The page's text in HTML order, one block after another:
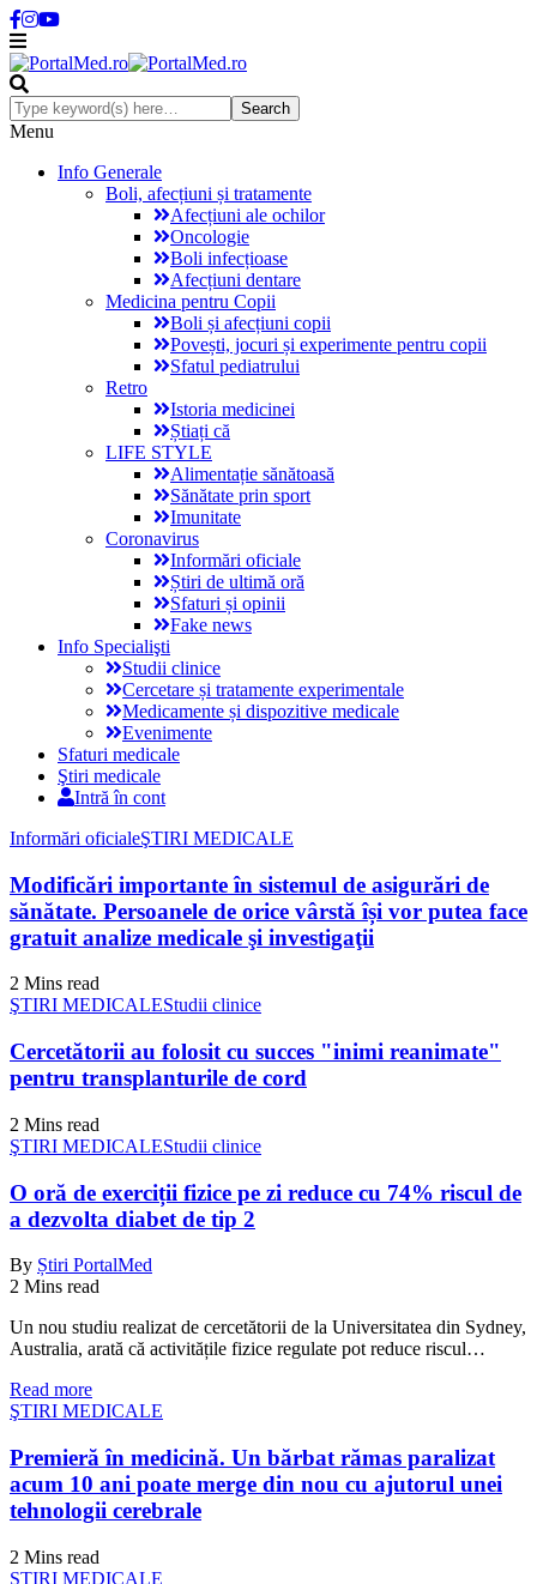
Menu
Info Generale
Boli, afecțiuni și tratamente
Afecțiuni ale ochilor
Oncologie
Boli infecțioase
Afecțiuni dentare
Medicina pentru Copii
Boli și afecțiuni copii
Povești, jocuri și experimente pentru copii
Sfatul pediatrului
Retro
Istoria medicinei
Știați că
LIFE STYLE
Alimentație sănătoasă
Sănătate prin sport
Imunitate
Coronavirus
Informări oficiale
Știri de ultimă oră
Sfaturi și opinii
Fake news
Info Specialişti
Studii clinice
Cercetare și tratamente experimentale
Medicamente și dispozitive medicale
Evenimente
Sfaturi medicale
Ştiri medicale
Intră în cont
Informări oficialeŞTIRI MEDICALE
Modificări importante în sistemul de asigurări de
sănătate. Persoanele de orice vârstă își vor putea face
gratuit analize medicale şi investigaţii
2 Mins read
ŞTIRI MEDICALEStudii clinice
Cercetătorii au folosit cu succes "inimi reanimate"
pentru transplanturile de cord
2 Mins read
ŞTIRI MEDICALEStudii clinice
O oră de exerciții fizice pe zi reduce cu 74% riscul de
a dezvolta diabet de tip 2
By Știri PortalMed
2 Mins read
Un nou studiu realizat de cercetătorii de la Universitatea din Sydney,
Australia, arată că activitățile fizice regulate pot reduce riscul…
Read more
ŞTIRI MEDICALE
Premieră în medicină. Un bărbat rămas paralizat
acum 10 ani poate merge din nou cu ajutorul unei
tehnologii cerebrale
2 Mins read
ŞTIRI MEDICALE